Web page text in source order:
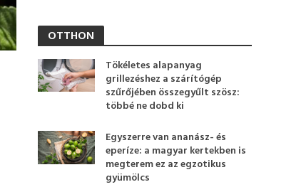
OTTHON
Tökéletes alapanyag
grillezéshez a szárítógép
szűrőjében összegyűlt szösz:
többé ne dobd ki
Egyszerre van ananász- és
eperíze: a magyar kertekben is
megterem ez az egzotikus
gyümölcs